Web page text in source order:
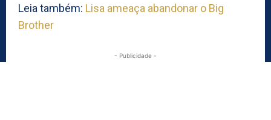
Leia também: Lisa ameaça abandonar o Big
Brother
- Publicidade -